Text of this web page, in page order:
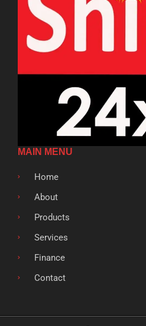
MAIN MENU
Home
About
Products
Services
Finance
Contact
F T G